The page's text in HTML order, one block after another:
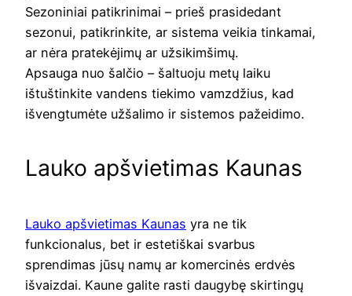
Sezoniniai patikrinimai – prieš prasidedant
sezonui, patikrinkite, ar sistema veikia tinkamai,
ar nėra pratekėjimų ar užsikimšimų.
Apsauga nuo šalčio – šaltuoju metų laiku
ištuštinkite vandens tiekimo vamzdžius, kad
išvengtumėte užšalimo ir sistemos pažeidimo.
Lauko apšvietimas Kaunas
Lauko apšvietimas Kaunas yra ne tik
funkcionalus, bet ir estetiškai svarbus
sprendimas jūsų namų ar komercinės erdvės
išvaizdai. Kaune galite rasti daugybę skirtingų